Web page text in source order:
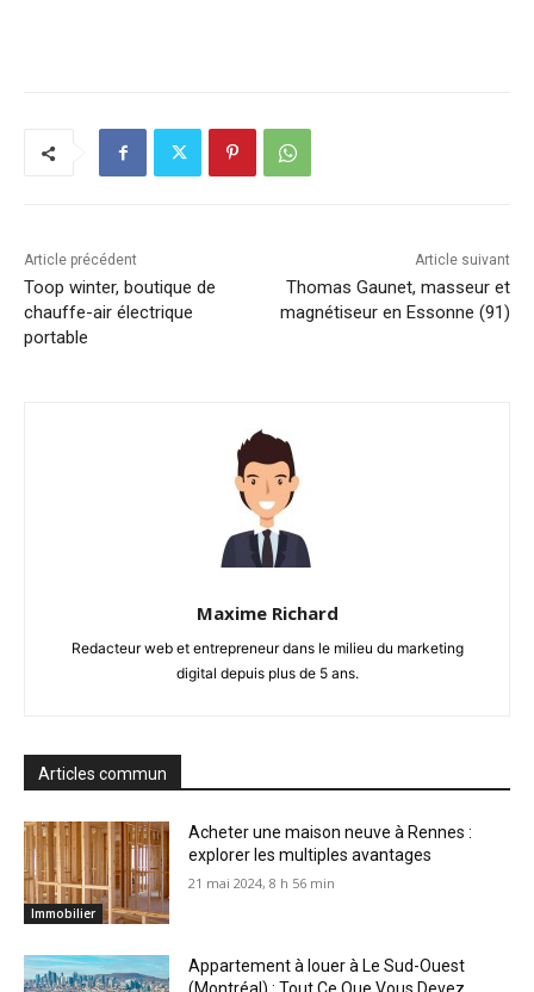
Article précédent
Toop winter, boutique de
chauffe-air électrique
portable
Article suivant
Thomas Gaunet, masseur et
magnétiseur en Essonne (91)
Maxime Richard
Redacteur web et entrepreneur dans le milieu du marketing
digital depuis plus de 5 ans.
Articles commun
Immobilier
Acheter une maison neuve à Rennes :
explorer les multiples avantages
21 mai 2024, 8 h 56 min
Appartement à louer à Le Sud-Ouest